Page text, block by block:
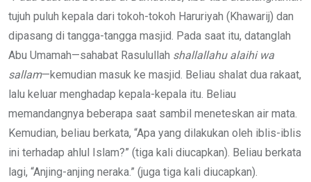
tujuh puluh kepala dari tokoh-tokoh Haruriyah (Khawarij) dan
dipasang di tangga-tangga masjid. Pada saat itu, datanglah
Abu Umamah—sahabat Rasulullah shallallahu alaihi wa
sallam—kemudian masuk ke masjid. Beliau shalat dua rakaat,
lalu keluar menghadap kepala-kepala itu. Beliau
memandangnya beberapa saat sambil meneteskan air mata.
Kemudian, beliau berkata, “Apa yang dilakukan oleh iblis-iblis
ini terhadap ahlul Islam?” (tiga kali diucapkan). Beliau berkata
lagi, “Anjing-anjing neraka.” (juga tiga kali diucapkan).